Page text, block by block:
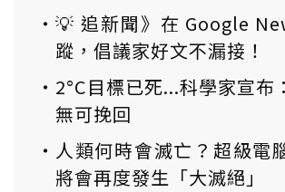
💡 追新聞》在 Google
蹤，倡議家好文不漏接！
2°C目標已死...科學家宣布
無可挽回
人類何時會滅亡？超級電
將會再度發生「大滅絕」